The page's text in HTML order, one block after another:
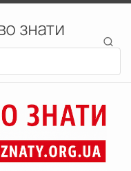
знати